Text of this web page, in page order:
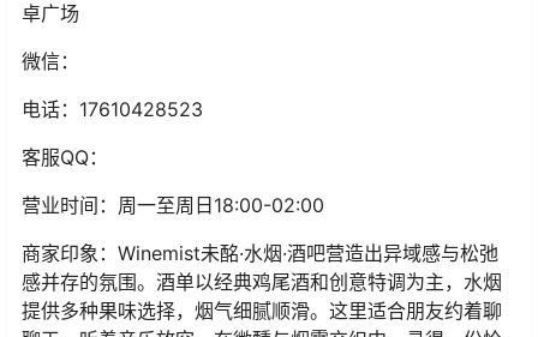
卓广场
微信：
电话： 17610428523
客服QQ：
营业时间： 周一至周日 18:00-02:00
商家印象：Winemist未酩·水烟·酒吧营造出异域感与松弛
感并存的氛围。酒单以经典鸡尾酒和创意特调为主，水烟
提供多种果味选择，烟气细腻顺滑。这里适合朋友约着聊